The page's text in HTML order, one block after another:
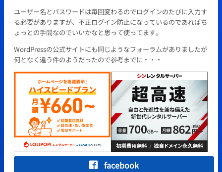
ユーザー名とパスワードは毎回変わるのでログインのたびに入力す
る必要がありますが、不正ログイン防止になっているのであればち
ょっとの手間なのでいいかなと思って使ってます。
WordPressの公式サイトにも同じようなフォーラムがありましたが
何となく違う件のようだったので参考までに・・・
facebook